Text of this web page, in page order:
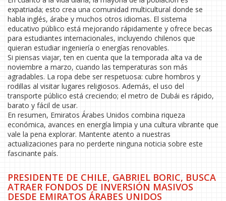
expatriada; esto crea una comunidad multicultural donde se
habla inglés, árabe y muchos otros idiomas. El sistema
educativo público está mejorando rápidamente y ofrece becas
para estudiantes internacionales, incluyendo chilenos que
quieran estudiar ingeniería o energías renovables.
Si piensas viajar, ten en cuenta que la temporada alta va de
noviembre a marzo, cuando las temperaturas son más
agradables. La ropa debe ser respetuosa: cubre hombros y
rodillas al visitar lugares religiosos. Además, el uso del
transporte público está creciendo; el metro de Dubái es rápido,
barato y fácil de usar.
En resumen, Emiratos Árabes Unidos combina riqueza
económica, avances en energía limpia y una cultura vibrante que
vale la pena explorar. Mantente atento a nuestras
actualizaciones para no perderte ninguna noticia sobre este
fascinante país.
PRESIDENTE DE CHILE, GABRIEL BORIC, BUSCA
ATRAER FONDOS DE INVERSIÓN MASIVOS
DESDE EMIRATOS ÁRABES UNIDOS